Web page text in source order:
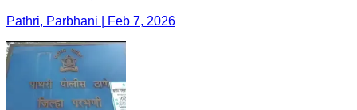
Pathri, Parbhani | Feb 7, 2026